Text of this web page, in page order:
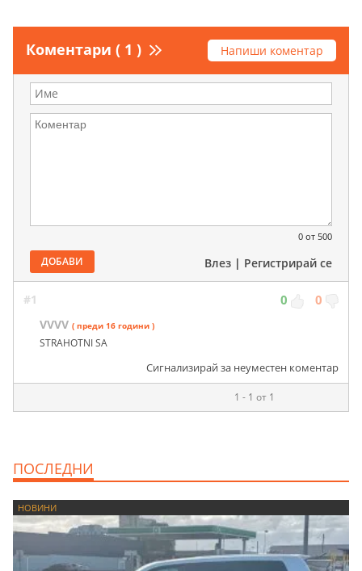
Коментари ( 1 ) Напиши коментар
0 от 500
ДОБАВИ Влез | Регистрирай се
#1 0 0
VVVV ( преди 16 години )
STRAHOTNI SA
Сигнализирай за неуместен коментар
1 - 1 от 1
ПОСЛЕДНИ
НОВИНИ